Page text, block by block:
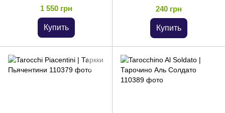
1 550 грн
Купить
240 грн
Купить